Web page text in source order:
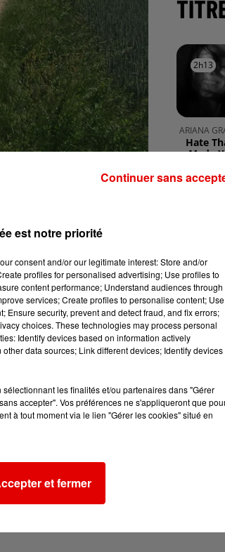
sur-Vence.
Avec à chaque fois
Cordula Mullerke :
oula page Facebook
2h13
2h13
ARIANA
Hate
Made
est notre priorité
consent and/or our legitimate interest: Store and/or
profiles for personalised advertising; Use profiles to
content performance; Understand audiences through
services; Create profiles to personalise content; Use
security, prevent and detect fraud, and fix errors;
choices. These technologies may process personal
Identify devices based on information actively
data sources; Link different devices; Identify devices
les finalités et/ou partenaires dans "Gérer
accepter". Vos préférences ne s'appliqueront que
à tout moment via le lien "Gérer les cookies" situé en
et fermer
Continuer sans